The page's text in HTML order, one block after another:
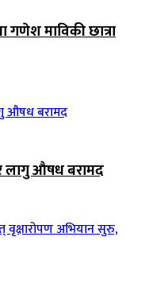
गणेश माविकी छात्रा
लागु औषध बरामद